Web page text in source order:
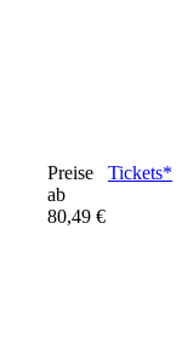
Preise
ab
80,49 €
Tickets*